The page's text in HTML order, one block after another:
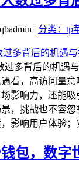
| 分类：tp
过多背后的机遇
看，高访问量
影响力，还能
，挑战也不容
影响用户体验；
包，数字